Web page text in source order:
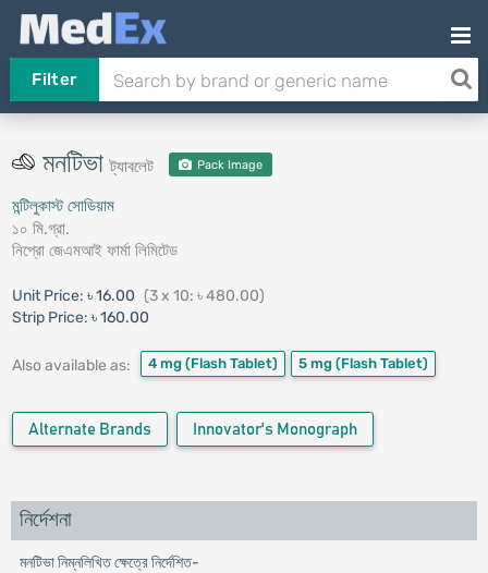
Filter
মনটিভাট্যাবলেট Pack Image
মন্টিলুকাস্ট সোডিয়াম
১০ মি.গ্রা.
নিপ্রো জেএমআই ফার্মা লিমিটেড
Unit Price: ৳ 16.00 (3 x 10: ৳ 480.00)
Strip Price: ৳ 160.00
Also available as: 4 mg (Flash Tablet) 5 mg (Flash Tablet)
Alternate Brands Innovator's Monograph
নির্দেশনা
মনটিভা নিম্নলিখিত ক্ষেত্রে নির্দেশিত-